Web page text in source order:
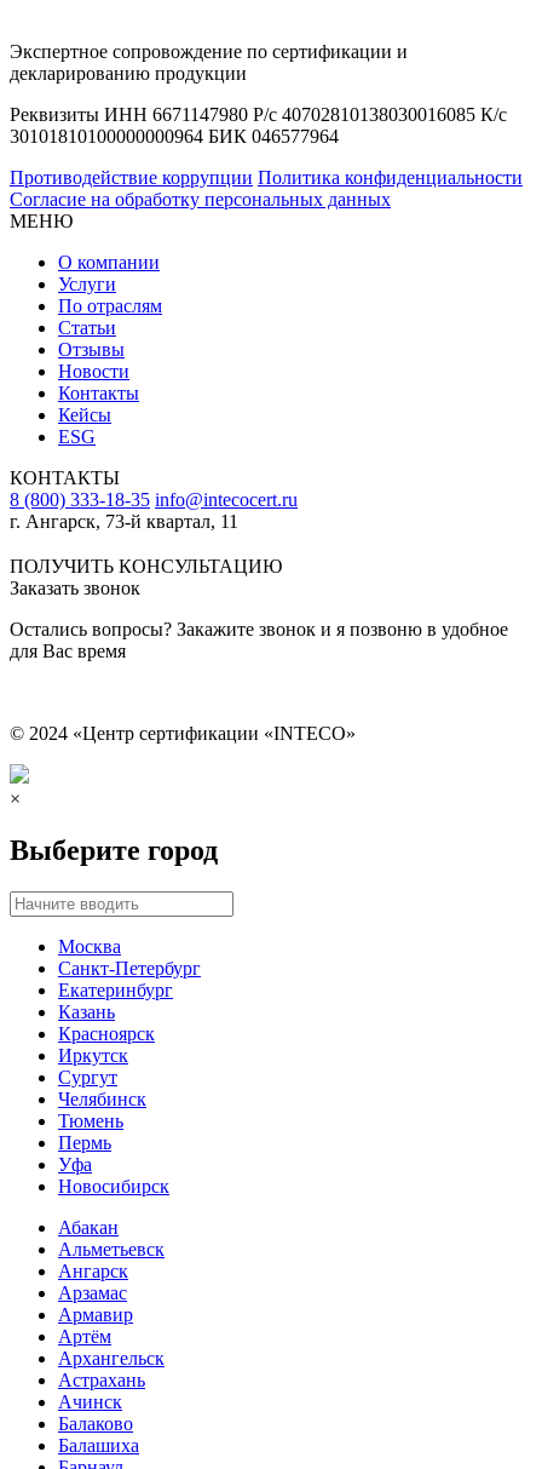
Экспертное сопровождение по сертификации и
декларированию продукции
Реквизиты ИНН 6671147980 Р/с 40702810138030016085 К/с
30101810100000000964 БИК 046577964
Противодействие коррупции Политика конфиденциальности
Согласие на обработку персональных данных
МЕНЮ
О компании
Услуги
По отраслям
Статьи
Отзывы
Новости
Контакты
Кейсы
ESG
КОНТАКТЫ
8 (800) 333-18-35 info@intecocert.ru
г. Ангарск, 73-й квартал, 11
ПОЛУЧИТЬ КОНСУЛЬТАЦИЮ
Заказать звонок
Остались вопросы? Закажите звонок и я позвоню в удобное
для Вас время
© 2024 «Центр сертификации «INTECO»
×
Выберите город
Москва
Санкт-Петербург
Екатеринбург
Казань
Красноярск
Иркутск
Сургут
Челябинск
Тюмень
Пермь
Уфа
Новосибирск
Абакан
Альметьевск
Ангарск
Арзамас
Армавир
Артём
Архангельск
Астрахань
Ачинск
Балаково
Балашиха